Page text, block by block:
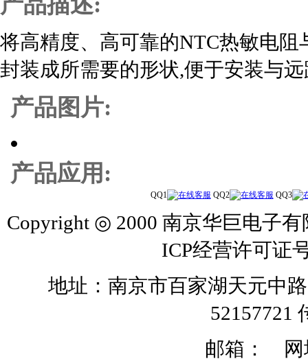
将高精度、高可靠的NTC热敏电
封装成所需要的形状,便于安装与
产品图片:
产品应用:
QQ1 QQ2 QQ3
Copyright ◎ 2000 南京华巨电子
ICP经营许可证
地址：南京市百家湖天元中
52157721
邮箱：
网